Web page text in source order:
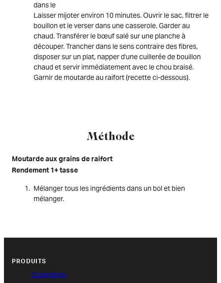
dans le
Laisser mijoter environ 10 minutes. Ouvrir le sac, filtrer le
bouillon et le verser dans une casserole. Garder au
chaud. Transférer le bœuf salé sur une planche à
découper. Trancher dans le sens contraire des fibres,
disposer sur un plat, napper d'une cuillerée de bouillon
chaud et servir immédiatement avec le chou braisé.
Garnir de moutarde au raifort (recette ci-dessous).
Méthode
Moutarde aux grains de raifort
Rendement 1+ tasse
Mélanger tous les ingrédients dans un bol et bien
mélanger.
PRODUITS
Cuisinières